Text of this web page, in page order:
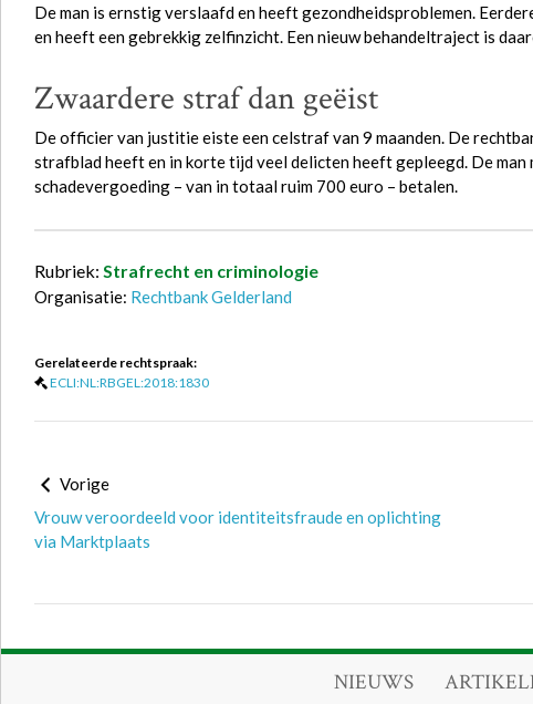
De man is ernstig verslaafd en heeft gezondheidsproblemen.
en heeft een gebrekkig zelfinzicht. Een nieuw behandeltraject is
Zwaardere straf dan geëist
De officier van justitie eiste een celstraf van 9 maanden. De
strafblad heeft en in korte tijd veel delicten heeft gepleegd. De
schadevergoeding – van in totaal ruim 700 euro – betalen.
Rubriek: Strafrecht en criminologie
Organisatie: Rechtbank Gelderland
Gerelateerde rechtspraak:
ECLI:NL:RBGEL:2018:1830
Vorige
Vrouw veroordeeld voor identiteitsfraude en oplichting
via Marktplaats
NIEUWS